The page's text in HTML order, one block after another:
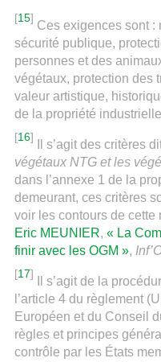
[15]
Ces exigences sont :
sécurité publique,
personnes et des
végétaux, protection des
valeur artistique,
de la propriété
[16]
Il s’agit des critères
végétaux NTG et les
dans l’annexe 1 de la
demeurant, ces critères
voir les contours de cette
Eric MEUNIER, « La
finir avec les OGM »,
[17]
Il s’agit de la
l’article 4 du règlement
Européen et du Conseil
règles et principes
contrôle par les États